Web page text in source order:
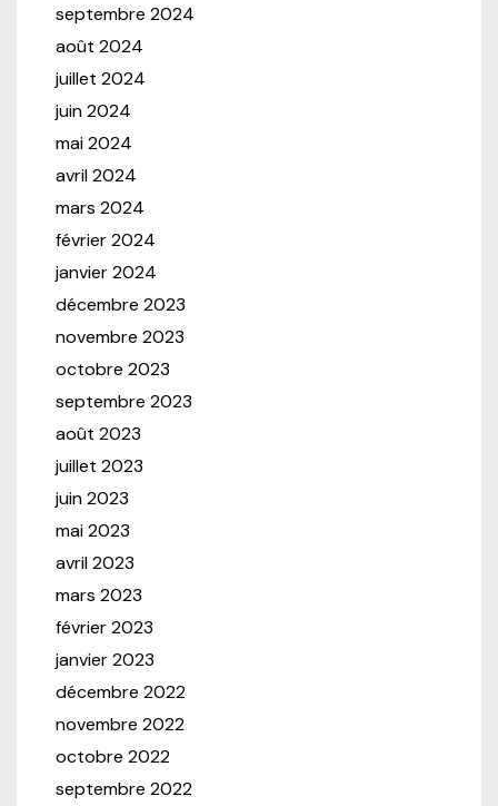
septembre 2024
août 2024
juillet 2024
juin 2024
mai 2024
avril 2024
mars 2024
février 2024
janvier 2024
décembre 2023
novembre 2023
octobre 2023
septembre 2023
août 2023
juillet 2023
juin 2023
mai 2023
avril 2023
mars 2023
février 2023
janvier 2023
décembre 2022
novembre 2022
octobre 2022
septembre 2022